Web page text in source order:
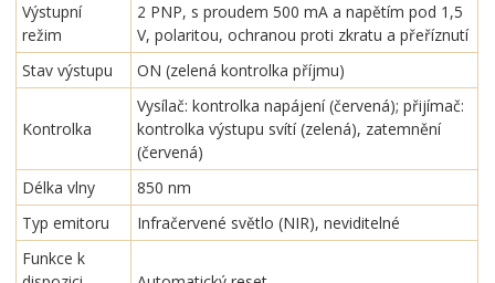
Výstupní
režim
2 PNP, s proudem 500 mA a napětím pod 1,5
V, polaritou, ochranou proti zkratu a přeříznutí
Stav výstupu
ON (zelená kontrolka příjmu)
Kontrolka
Vysílač: kontrolka napájení (červená); přijímač:
kontrolka výstupu svítí (zelená), zatemnění
(červená)
Délka vlny
850 nm
Typ emitoru
Infračervené světlo (NIR), neviditelné
Funkce k